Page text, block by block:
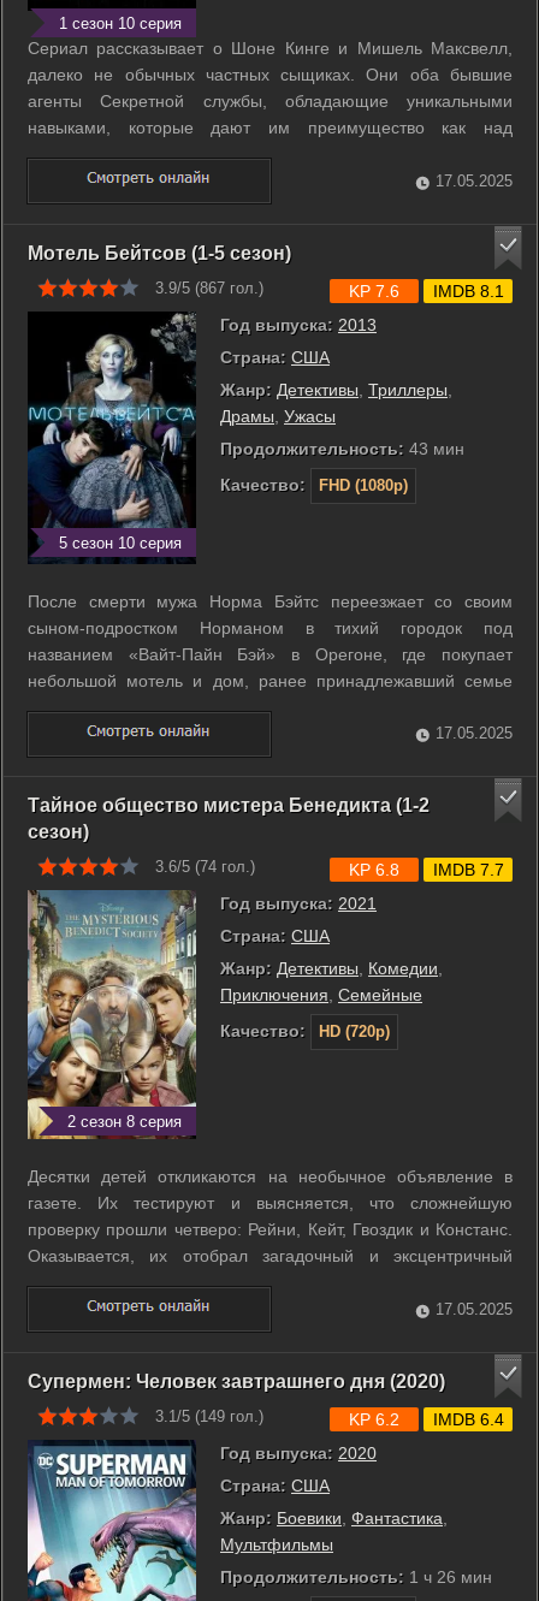
1 сезон 10 серия
Сериал рассказывает о Шоне Кинге и Мишель Максвелл,
далеко не обычных частных сыщиках. Они оба бывшие
агенты Секретной службы, обладающие уникальными
навыками, которые дают им преимущество как над
подозреваемыми, так и над органами правопорядка. ...
17.05.2025
Мотель Бейтсов (1-5 сезон)
3.9/5 (867 гол.)
5 сезон 10 серия
Год выпуска: 2013
Страна: США
Жанр: Детективы Триллеры
Драмы Ужасы
Продолжительность: 43 мин
Качество:
FHD (1080p)
KP 7.6 IMDB 8.1
После смерти мужа Норма Бэйтс переезжает со своим
сыном-подростком Норманом в тихий городок под
названием «Вайт-Пайн Бэй» в Орегоне, где покупает
небольшой мотель и дом, ранее принадлежавший семье
Саммерс. ...
17.05.2025
Тайное общество мистера Бенедикта (1-2
сезон)
3.6/5 (74 гол.)
2 сезон 8 серия
Год выпуска: 2021
Страна: США
Жанр: Детективы, Комедии,
Приключения, Семейные
Качество:
HD (720p)
KP 6.8 IMDB 7.7
Десятки детей откликаются на необычное объявление в
газете. Их тестируют и выясняется, что сложнейшую
проверку прошли четверо: Рейни, Кейт, Гвоздик и Констанс.
Оказывается, их отобрал загадочный и эксцентричный
мистер Бенедикт, потому что только они способны
справиться с очень важным заданием. ...
17.05.2025
Супермен: Человек завтрашнего дня (2020)
3.1/5 (149 гол.)
Год выпуска: 2020
Страна: США
Жанр: Боевики Фантастика
Мультфильмы
Продолжительность: 1 ч 26 мин
KP 6.2 IMDB 6.4